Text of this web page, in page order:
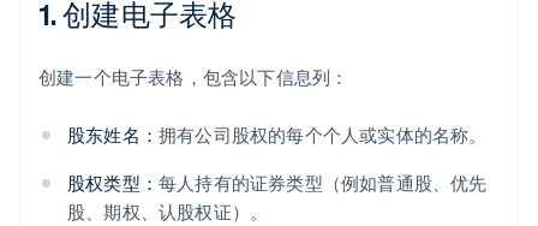
1. 创建电子表格
创建一个电子表格，包含以下信息列：
股东姓名： 拥有公司股权的每个个人或实体的名称。
股权类型： 每人持有的证券类型（例如普通股、优先
股、期权、认股权证）。